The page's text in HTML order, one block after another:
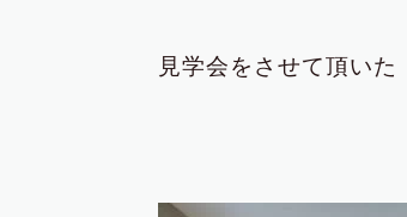
見学会をさせて頂いた